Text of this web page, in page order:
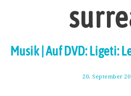
Musik | Auf DVD: Ligeti:
20. September